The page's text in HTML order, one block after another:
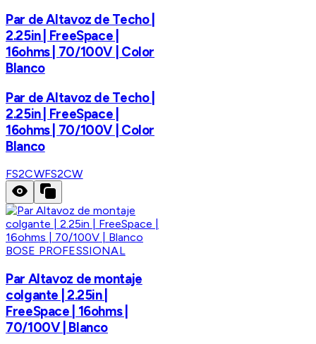
Par de Altavoz de Techo |
2.25in | FreeSpace |
16ohms | 70/100V | Color
Blanco
Par de Altavoz de Techo |
2.25in | FreeSpace |
16ohms | 70/100V | Color
Blanco
FS2CWFS2CW
BOSE PROFESSIONAL
Par Altavoz de montaje
colgante | 2.25in |
FreeSpace | 16ohms |
70/100V | Blanco